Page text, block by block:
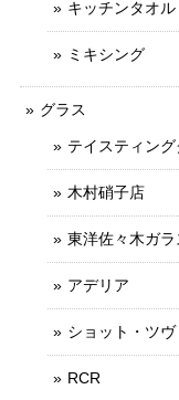
キッチンタオル
ミキシング
グラス
テイスティング
木村硝子店
東洋佐々木ガラ
アデリア
ショット・ツ
RCR